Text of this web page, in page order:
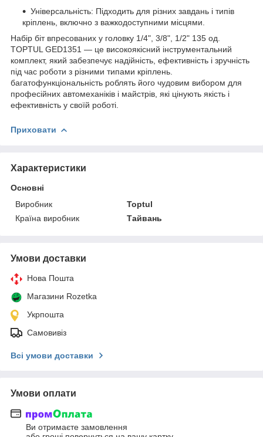
Універсальність: Підходить для різних завдань і типів
кріплень, включно з важкодоступними місцями.
Набір біт впресованих у головку 1/4", 3/8", 1/2" 135 од.
TOPTUL GED1351 — це високоякісний інструментальний
комплект, який забезпечує надійність, ефективність і зручність
під час роботи з різними типами кріплень.
багатофункціональність роблять його чудовим вибором для
професійних автомеханіків і майстрів, які цінують якість і
ефективність у своїй роботі.
Приховати
Характеристики
Основні
Виробник
Toptul
Країна виробник
Тайвань
Умови доставки
Нова Пошта
Магазини Rozetka
Укрпошта
Самовивіз
Всі умови доставки
Умови оплати
Ви отримаєте замовлення